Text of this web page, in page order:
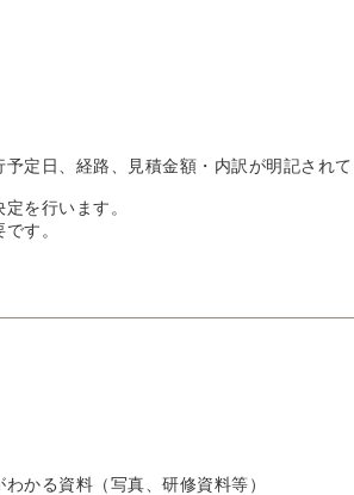
定日、経路、見積金額・内訳が明記され
を行います。
す。
かる資料（写真、研修資料等）